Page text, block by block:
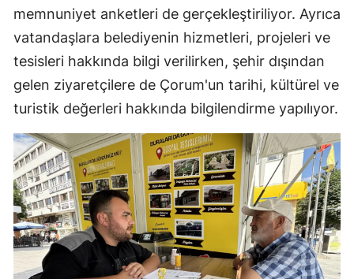
İzmir
Kars
Kastamonu
Kayseri
Kırklareli
Kırşehir
Kocaeli
Konya
Kütahya
memnuniyet anketleri de gerçekleştiriliyor. Ayrıca
vatandaşlara belediyenin hizmetleri, projeleri ve
tesisleri hakkında bilgi verilirken, şehir dışından
gelen ziyaretçilere de Çorum'un tarihi, kültürel ve
turistik değerleri hakkında bilgilendirme yapılıyor.